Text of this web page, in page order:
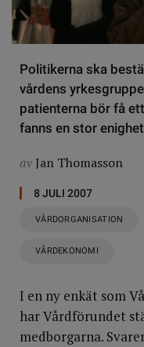
Politikerna ska
vårdens
patienterna bör få
fanns en stor
av Jan Thomasson
8 JULI 2007
VÅRDORGANISATION
VÅRDEKONOMI
I en ny enkät som
har Vårdförundet
medborgarna.